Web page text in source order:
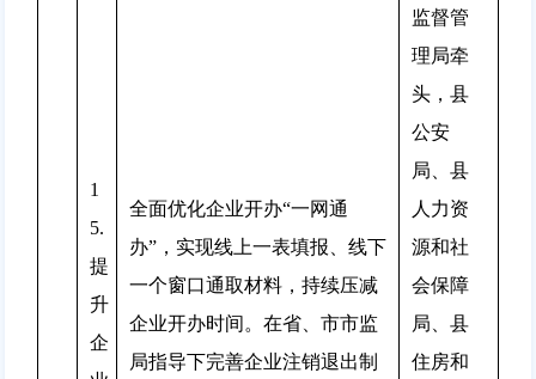
1
5.
提
升
企
全面优化企业开办“一网通
办”，实现线上一表填报、线下
一个窗口通取材料，持续压减
企业开办时间。在省、市市监
局指导下完善企业注销退出制
监督管
理局牵
头，县
公安
局、县
人力资
源和社
会保障
局、县
住房和